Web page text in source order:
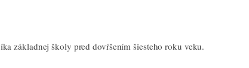
základnej školy pred dovŕšením šiesteho roku veku.